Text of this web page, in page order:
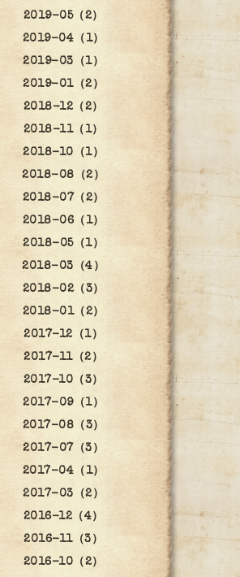
2019-05（2）
2019-04（1）
2019-03（1）
2019-01（2）
2018-12（2）
2018-11（1）
2018-10（1）
2018-08（2）
2018-07（2）
2018-06（1）
2018-05（1）
2018-03（4）
2018-02（3）
2018-01（2）
2017-12（1）
2017-11（2）
2017-10（3）
2017-09（1）
2017-08（3）
2017-07（3）
2017-04（1）
2017-03（2）
2016-12（4）
2016-11（3）
2016-10（2）